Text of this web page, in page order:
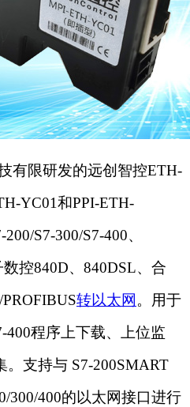
有限研发的远创智控ETH-
YC01和PPI-ETH-
S7-300/S7-400、
控840D、840DSL、合
转以太网 。用于
400程序上下载、上位监
支持与 S7-200SMART
300/400的以太网接口进行